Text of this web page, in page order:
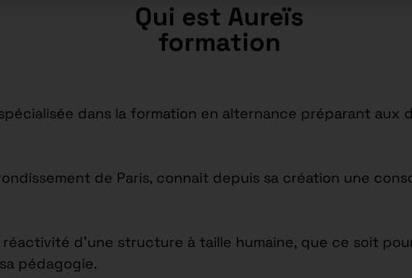
Qui est Aureïs
formation
spécialisée dans la formation en alternance préparant aux
de Paris, connait depuis sa création une
d’une structure à taille humaine, que ce soit
pédagogie.